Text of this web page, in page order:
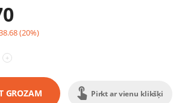
(20%)
+
GROZAM Pirkt ar vienu klikšķi